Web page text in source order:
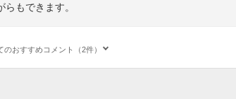
もできます。
のおすすめコメント（2件）